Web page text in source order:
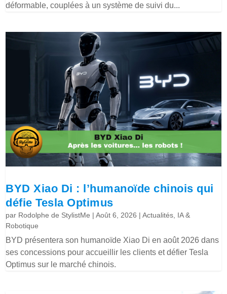
déformable, couplées à un système de suivi du...
BYD Xiao Di : l’humanoïde chinois qui
défie Tesla Optimus
par Rodolphe de StylistMe |Août 6, 2026 |Actualités IA &
Robotique
BYD présentera son humanoïde Xiao Di en août 2026 dans
ses concessions pour accueillir les clients et défier Tesla
Optimus sur le marché chinois.